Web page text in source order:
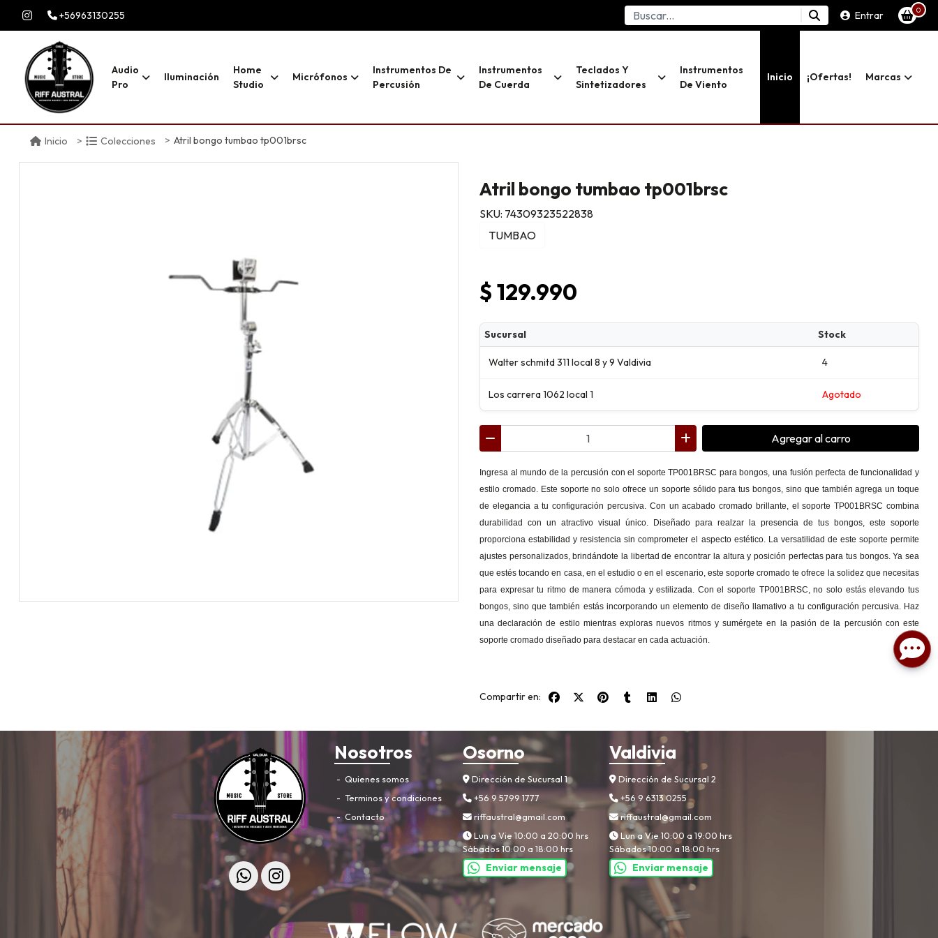
+56963130255 Entrar 0
Audio
Pro
Iluminación
Home
Studio
Micrófonos
Instrumentos De
Percusión
Instrumentos
De Cuerda
Teclados Y
Sintetizadores
Instrumentos
De Viento
Inicio ¡ofertas! Marcas
Inicio Colecciones Atril bongo tumbao tp001brsc
Atril bongo tumbao tp001brsc
SKU: 74309323522838
TUMBAO
$ 129.990
Sucursal Stock
Walter schmitd 311 local 8 y 9 Valdivia 4
Los carrera 1062 local 1 Agotado
Agregaral carro
Ingresa al mundo de la percusión con el soporte TP001BRSC para bongos, una fusión perfecta de funcionalidad y
estilo cromado. Este soporte no solo ofrece un soporte sólido para tus bongos, sino que también agrega un toque
de elegancia a tu configuración percusiva. Con un acabado cromado brillante, el soporte TP001BRSC combina
durabilidad con un atractivo visual único. Diseñado para realzar la presencia de tus bongos, este soporte
proporciona estabilidad y resistencia sin comprometer el aspecto estético. La versatilidad de este soporte permite
ajustes personalizados, brindándote la libertad de encontrar la altura y posición perfectas para tus bongos. Ya sea
que estés tocando en casa, en el estudio o en el escenario, este soporte cromado te ofrece la solidez que necesitas
para expresar tu ritmo de manera cómoda y estilizada. Con el soporte TP001BRSC, no solo estás elevando tus
bongos, sino que también estás incorporando un elemento de diseño llamativo a tu configuración percusiva. Haz
una declaración de estilo mientras exploras nuevos ritmos y sumérgete en la pasión de la percusión con este
soporte cromado diseñado para destacar en cada actuación.
Compartir en:
Nosotros
Quienes somos
Terminos y condiciones
Contacto
Osorno
Dirección de Sucursal 1
+56 9 5799 1777
riffaustral@gmail.com
Lun a Vie 10:00 a 20:00 hrs
Sábados 10:00 a 18:00 hrs
Enviar mensaje
Valdivia
Dirección de Sucursal 2
+56 9 6313 0255
riffaustral@gmail.com
Lun a Vie 10:00 a 19:00 hrs
Sábados 10:00 a 18:00 hrs
Enviar mensaje